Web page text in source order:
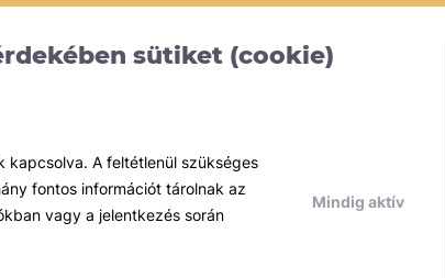
sütiket (cookie)
kapcsolva. A feltétlenül szükséges
fontos információt tárolnak az
vagy a jelentkezés során
Mindig aktív